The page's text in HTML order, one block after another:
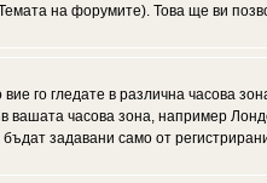
на форумите). Това ще ви
го гледате в различна часова
вашата часова зона, например
задавани само от